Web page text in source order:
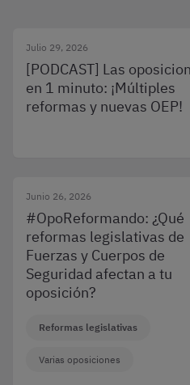
Julio 29, 2026
[PODCAST] Las
en 1 minuto: ¡Múltiples
reformas y nuevas OEP!
Junio 26, 2026
#OpoReformando: ¿Qué
reformas legislativas de
Fuerzas y Cuerpos de
Seguridad afectan a tu
oposición?
Reformas legislativas
Varias oposiciones